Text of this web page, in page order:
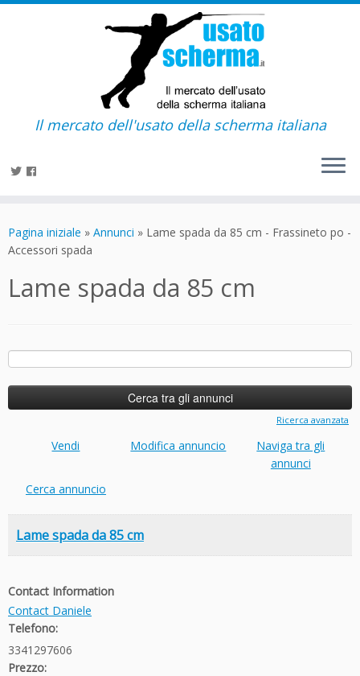
contenuto
Il mercato dell'usato della scherma italiana
Pagina iniziale » Annunci » Lame spada da 85 cm - Frassineto po -
Accessori spada
Lame spada da 85 cm
Ricerca
Ricerca avanzata
Vendi Modifica annuncio
Naviga tra gli
annunci
Cerca annuncio
Lame spada da 85 cm
Contact Information
Contact Daniele
Telefono:
3341297606
Prezzo: